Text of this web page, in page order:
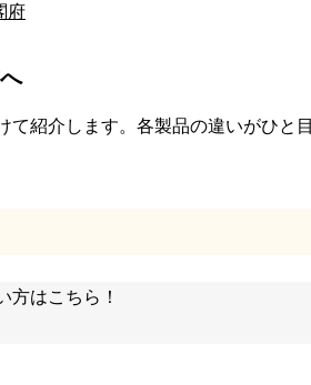
府
紹介します。各製品の違いがひ
はこちら！